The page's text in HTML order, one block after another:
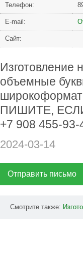
Телефон:
Е-mail:
Сайт:
Изготовление
объемные
ПИШИТЕ,
+7 908 455-93-
2024-03-14
Отправить письмо
Смотрите также: